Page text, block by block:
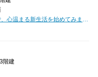
階建